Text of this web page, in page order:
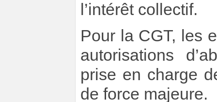
l’intérêt collectif.
Pour la CGT, les
autorisations
prise en charge
de force majeure.